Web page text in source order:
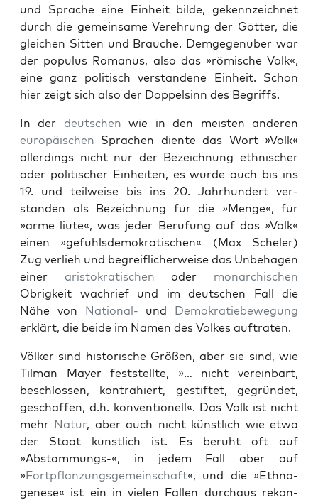
und Sprache eine Ein­heit bilde, gekennze­ich­net
durch die gemein­same Verehrung der Göt­ter, die
gle­ichen Sit­ten und Bräuche. Demge­genüber war
der pop­u­lus Romanus, also das »römis­che Volk«,
eine ganz poli­tisch ver­standene Ein­heit. Schon
hier zeigt sich also der Dop­pelsinn des Begriffs.
In der deutschen wie in den meis­ten anderen
europäis­chen Sprachen diente das Wort »Volk«
allerd­ings nicht nur der Beze­ich­nung eth­nis­ch­er
oder poli­tis­ch­er Ein­heit­en, es wurde auch bis ins
19. und teil­weise bis ins 20. Jahrhun­dert ver­
standen als Beze­ich­nung für die »Menge«, für
»arme liute«, was jed­er Beru­fung auf das »Volk«
einen »gefühls­demokratis­chen« (Max Schel­er)
Zug ver­lieh und begrei­flicher­weise das Unbe­ha­gen
ein­er aris­tokratis­chen oder monar­chis­chen
Obrigkeit wachrief und im deutschen Fall die
Nähe von Nation­al- und Demokratiebe­we­gung
erk­lärt, die bei­de im Namen des Volkes auf­trat­en.
Völk­er sind his­torische Größen, aber sie sind, wie
Tilman May­er fest­stellte, »… nicht vere­in­bart,
beschlossen, kon­trahiert, ges­tiftet, gegrün­det,
geschaf­fen, d.h. kon­ven­tionell«. Das Volk ist nicht
mehr Natur, aber auch nicht kün­stlich wie etwa
der Staat kün­stlich ist. Es beruht oft auf
»Abstam­mungs-«, in jedem Fall aber auf
»Fortpflanzungs­ge­mein­schaft«, und die »Ethno­
genese« ist ein in vie­len Fällen dur­chaus rekon­